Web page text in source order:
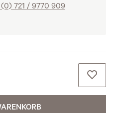
721 / 9770 909